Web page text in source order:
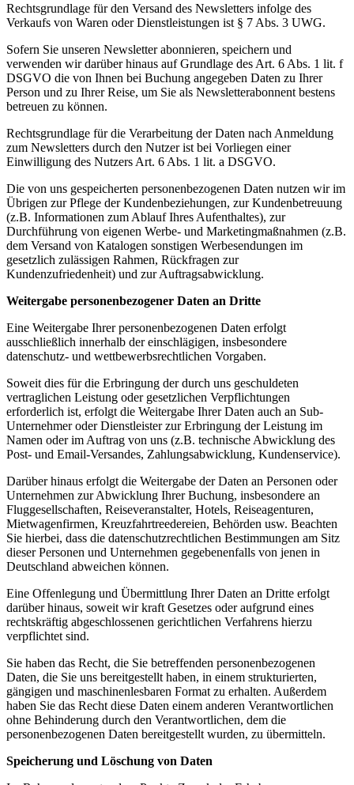
Rechtsgrundlage für den Versand des Newsletters infolge des
Verkaufs von Waren oder Dienstleistungen ist § 7 Abs. 3 UWG.
Sofern Sie unseren Newsletter abonnieren, speichern und
verwenden wir darüber hinaus auf Grundlage des Art. 6 Abs. 1 lit. f
DSGVO die von Ihnen bei Buchung angegeben Daten zu Ihrer
Person und zu Ihrer Reise, um Sie als Newsletterabonnent bestens
betreuen zu können.
Rechtsgrundlage für die Verarbeitung der Daten nach Anmeldung
zum Newsletters durch den Nutzer ist bei Vorliegen einer
Einwilligung des Nutzers Art. 6 Abs. 1 lit. a DSGVO.
Die von uns gespeicherten personenbezogenen Daten nutzen wir im
Übrigen zur Pflege der Kundenbeziehungen, zur Kundenbetreuung
(z.B. Informationen zum Ablauf Ihres Aufenthaltes), zur
Durchführung von eigenen Werbe- und Marketingmaßnahmen (z.B.
dem Versand von Katalogen sonstigen Werbesendungen im
gesetzlich zulässigen Rahmen, Rückfragen zur
Kundenzufriedenheit) und zur Auftragsabwicklung.
Weitergabe personenbezogener Daten an Dritte
Eine Weitergabe Ihrer personenbezogenen Daten erfolgt
ausschließlich innerhalb der einschlägigen, insbesondere
datenschutz- und wettbewerbsrechtlichen Vorgaben.
Soweit dies für die Erbringung der durch uns geschuldeten
vertraglichen Leistung oder gesetzlichen Verpflichtungen
erforderlich ist, erfolgt die Weitergabe Ihrer Daten auch an Sub-
Unternehmer oder Dienstleister zur Erbringung der Leistung im
Namen oder im Auftrag von uns (z.B. technische Abwicklung des
Post- und Email-Versandes, Zahlungsabwicklung, Kundenservice).
Darüber hinaus erfolgt die Weitergabe der Daten an Personen oder
Unternehmen zur Abwicklung Ihrer Buchung, insbesondere an
Fluggesellschaften, Reiseveranstalter, Hotels, Reiseagenturen,
Mietwagenfirmen, Kreuzfahrtreedereien, Behörden usw. Beachten
Sie hierbei, dass die datenschutzrechtlichen Bestimmungen am Sitz
dieser Personen und Unternehmen gegebenenfalls von jenen in
Deutschland abweichen können.
Eine Offenlegung und Übermittlung Ihrer Daten an Dritte erfolgt
darüber hinaus, soweit wir kraft Gesetzes oder aufgrund eines
rechtskräftig abgeschlossenen gerichtlichen Verfahrens hierzu
verpflichtet sind.
Sie haben das Recht, die Sie betreffenden personenbezogenen
Daten, die Sie uns bereitgestellt haben, in einem strukturierten,
gängigen und maschinenlesbaren Format zu erhalten. Außerdem
haben Sie das Recht diese Daten einem anderen Verantwortlichen
ohne Behinderung durch den Verantwortlichen, dem die
personenbezogenen Daten bereitgestellt wurden, zu übermitteln.
Speicherung und Löschung von Daten